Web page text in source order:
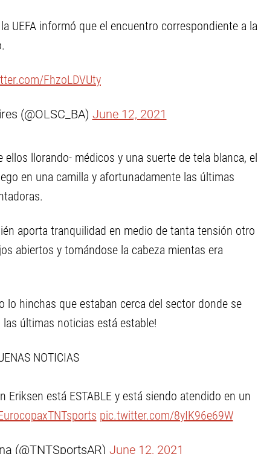
UEFA informó que el encuentro correspondiente a la
FhzoLDVUty
(@OLSC_BA) June 12, 2021
llorando- médicos y una suerte de tela blanca, el
en una camilla y afortunadamente las últimas
aporta tranquilidad en medio de tanta tensión otro
abiertos y tomándose la cabeza mientas era
lo hinchas que estaban cerca del sector donde se
las últimas noticias está estable!
NOTICIAS
Eriksen está ESTABLE y está siendo atendido en un
pic.twitter.com/8yIK96e69W
(@TNTSportsAR) June 12, 2021